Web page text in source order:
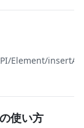
Element/
使い方